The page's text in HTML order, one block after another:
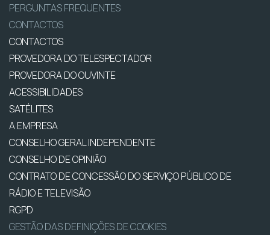
PERGUNTAS FREQUENTES
CONTACTOS
CONTACTOS
PROVEDORA DO TELESPECTADOR
PROVEDORA DO OUVINTE
ACESSIBILIDADES
SATÉLITES
A EMPRESA
CONSELHO GERAL INDEPENDENTE
CONSELHO DE OPINIÃO
CONTRATO DE CONCESSÃO DO SERVIÇO PÚBLICO DE
RÁDIO E TELEVISÃO
RGPD
GESTÃO DAS DEFINIÇÕES DE COOKIES